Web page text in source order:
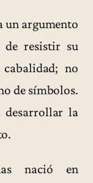
un argumento
resistir su
no
de símbolos.
la
nació en